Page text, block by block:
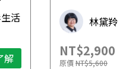
活
解
林黛羚
NT$2,900
原價NT$5,600